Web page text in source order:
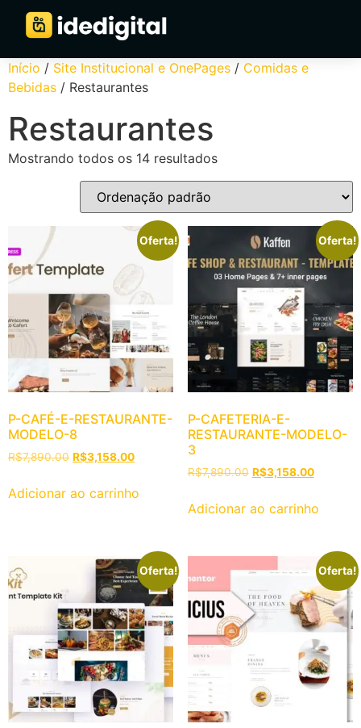
Início / Site Institucional e OnePages / Comidas e
Bebidas / Restaurantes
Restaurantes
Mostrando todos os 14 resultados
Oferta!
P-CAFÉ-E-RESTAURANTE-
MODELO-8
R$7,890.00 R$3,158.00
Adicionar ao carrinho
Oferta!
P-CAFETERIA-E-
RESTAURANTE-MODELO-
3
R$7,890.00 R$3,158.00
Adicionar ao carrinho
Oferta! Oferta!